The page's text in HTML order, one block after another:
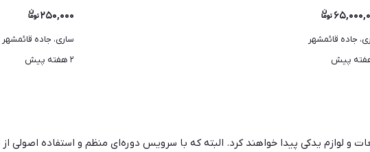
جاده قائمشهر
۲۵۰,۰۰۰
ساری، جاده قائمشهر
۲ هفته پیش
و لوازم یدکی پیدا خواهند کرد. البته که با سرویس دوره‌ای منظم و استفاده اصولی